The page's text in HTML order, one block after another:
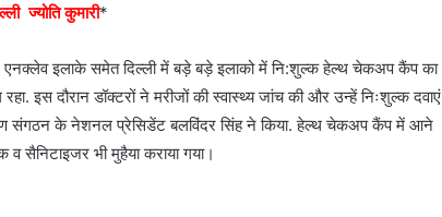
ज्योति कुमारी*
एनक्लेव इलाके समेत दिल्ली में बड़े बड़े इलाको में नि:शुल्क हेल्थ चेकअप कैंप का
इस दौरान डॉक्टरों ने मरीजों की स्वास्थ्य जांच की और उन्हें निःशुल्क दवाएं
संगठन के नेशनल प्रेसिडेंट बलविंदर सिंह ने किया. हेल्थ चेकअप कैंप में आने
सैनिटाइजर भी मुहैया कराया गया।